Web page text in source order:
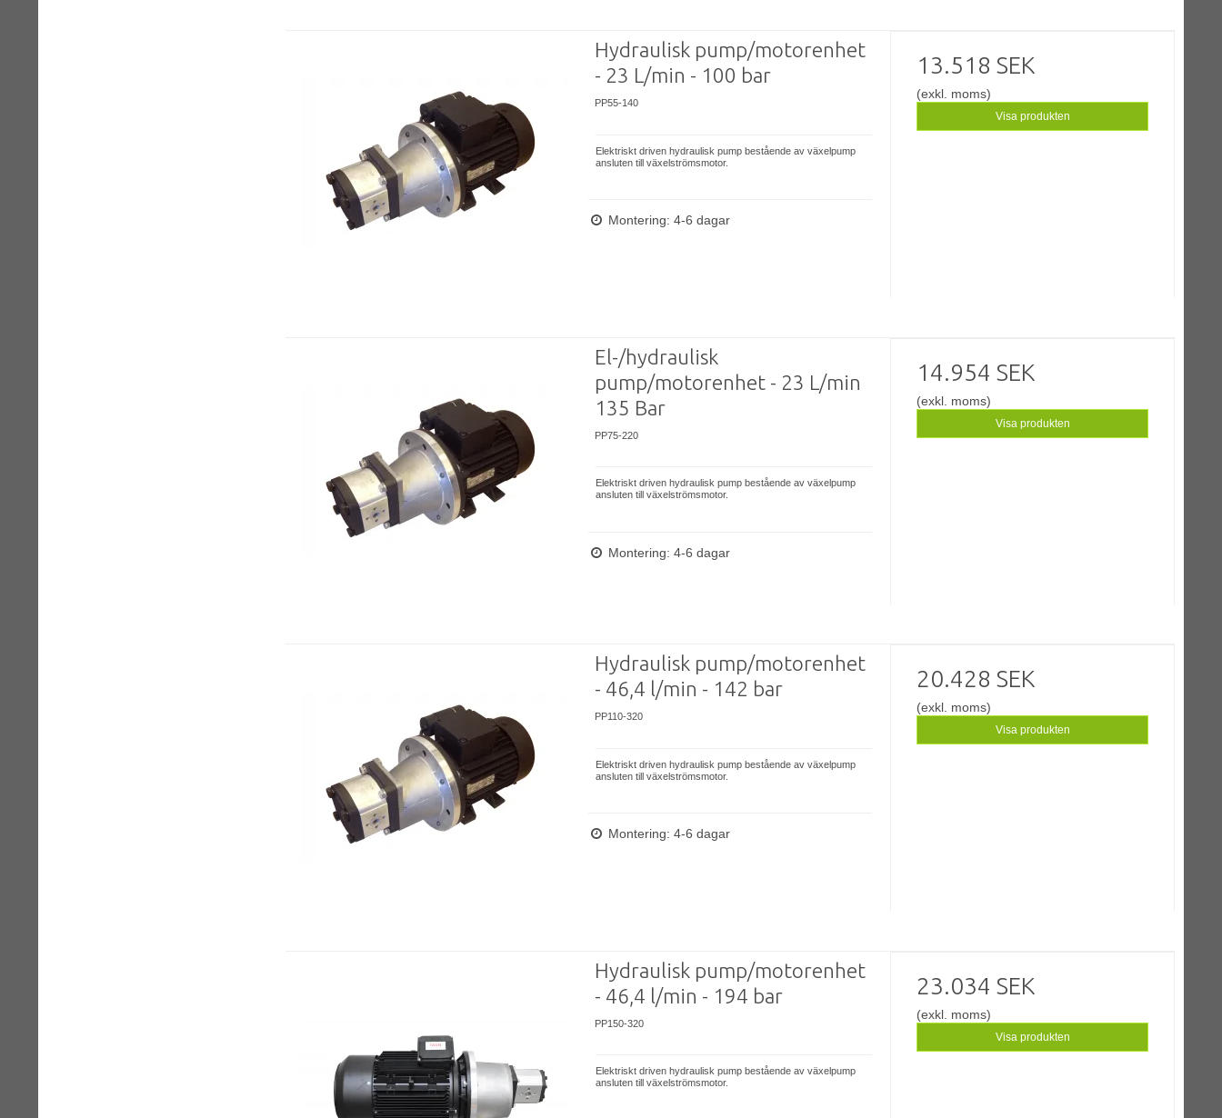
Hydraulisk pump/motorenhet
- 23 L/min - 100 bar
PP55-140
Elektriskt driven hydraulisk pump bestående av växelpump
ansluten till växelströmsmotor.
Montering: 4-6 dagar
13.518 SEK
(exkl. moms)
Visa produkten
El-/hydraulisk
pump/motorenhet - 23 L/min
135 Bar
PP75-220
Elektriskt driven hydraulisk pump bestående av växelpump
ansluten till växelströmsmotor.
Montering: 4-6 dagar
14.954 SEK
(exkl. moms)
Visa produkten
Hydraulisk pump/motorenhet
- 46,4 l/min - 142 bar
PP110-320
Elektriskt driven hydraulisk pump bestående av växelpump
ansluten till växelströmsmotor.
Montering: 4-6 dagar
20.428 SEK
(exkl. moms)
Visa produkten
Hydraulisk pump/motorenhet
- 46,4 l/min - 194 bar
PP150-320
Elektriskt driven hydraulisk pump bestående av växelpump
ansluten till växelströmsmotor.
23.034 SEK
(exkl. moms)
Visa produkten